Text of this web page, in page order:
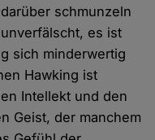
schmunzeln
es ist
sich minderwertig
Hawking ist
Intellekt und den
Geist, der manchem